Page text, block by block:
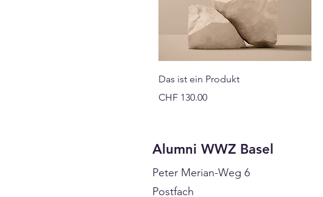
Das ist ein Produkt
Preis
CHF 130.00
Alumni WWZ Basel
Peter Merian-Weg 6
Postfach